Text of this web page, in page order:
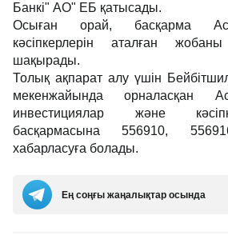
Банкі" АО" ЕБ қатысады.
Осыған орай, басқарма
кәсіпкерлерін аталған
шақырады.
Толық ақпарат алу үшін
мекенжайында орналасқан
инвестициялар және
басқармасына 556910,
хабарласуға болады.
Ең соңғы жаңалықтар осында